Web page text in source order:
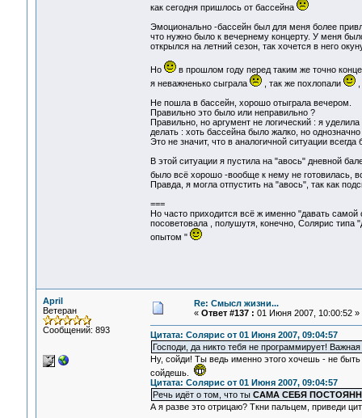
как сегодня пришлось от бассейна
Эмоционально -бассейн был для меня более
что нужно было к вечернему концерту. У меня
открылся на летний сезон, так хочется в него
Но
в прошлом году перед таким же точно
я неважненько сыграла
, так же похлопали
,
Не пошла в бассейн, хорошо отыграла вечером.
Правильно это было или неправильно ?
Правильно, но аргумент не логический : я
делать : хоть бассейна было жалко, но
Это не значит, что в аналогичной ситуации
В этой ситуации я пустила на "авось" дневной
было всё хорошо -вообще к нему не готовилась,
Правда, я могла отпустить на "авось", так как
===
Но часто приходится всё ж именно "давать
посоветовала , полушутя, конечно, Солярис
опытом "
April
Ветеран
Сообщений: 893
Re: Смысл жизни...
« Ответ #137 : 01 Июня 2007, 10:00:52 »
Цитата: Солярис от 01 Июня 2007, 09:04:57
Господи, да никто тебя не программирует!
Ну, сойди! Ты ведь именно этого хочешь - не
сойдешь.
Цитата: Солярис от 01 Июня 2007, 09:04:57
Речь идёт о том, что ты САМА СЕБЯ
А я разве это отрицаю? Ткни пальцем, приведи